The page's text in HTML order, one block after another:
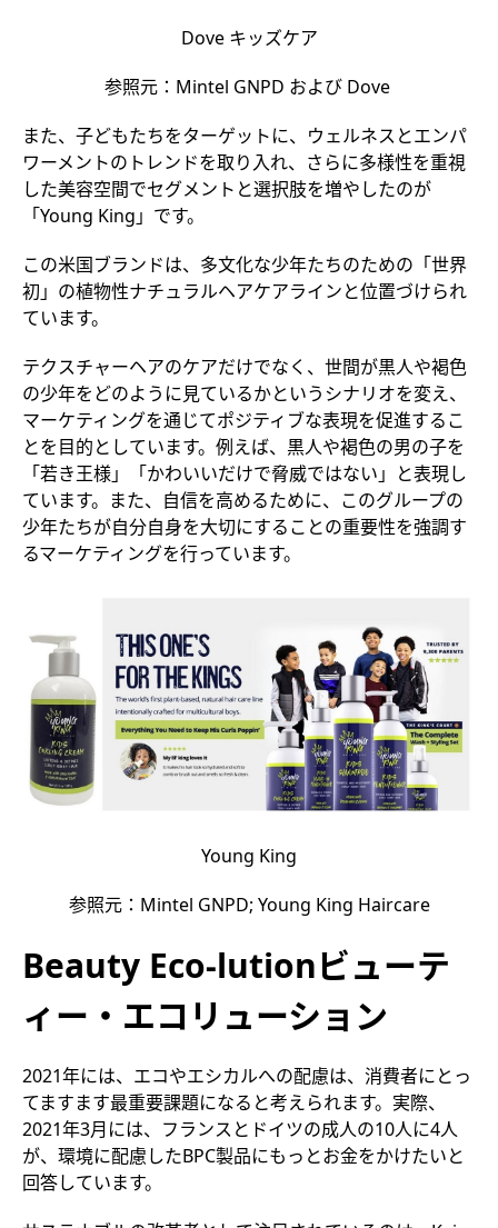
Dove キッズケア
参照元：Mintel GNPD および Dove
また、子どもたちをターゲットに、ウェルネスとエンパ
ワーメントのトレンドを取り入れ、さらに多様性を重視
した美容空間でセグメントと選択肢を増やしたのが
「Young King」です。
この米国ブランドは、多文化な少年たちのための「世界
初」の植物性ナチュラルヘアケアラインと位置づけられ
ています。
テクスチャーヘアのケアだけでなく、世間が黒人や褐色
の少年をどのように見ているかというシナリオを変え、
マーケティングを通じてポジティブな表現を促進するこ
とを目的としています。例えば、黒人や褐色の男の子を
「若き王様」「かわいいだけで脅威ではない」と表現し
ています。また、自信を高めるために、このグループの
少年たちが自分自身を大切にすることの重要性を強調す
るマーケティングを行っています。
Young King
参照元：Mintel GNPD; Young King Haircare
Beauty Eco-lutionビューテ
ィー・エコリューション
2021年には、エコやエシカルへの配慮は、消費者にとっ
てますます最重要課題になると考えられます。実際、
2021年3月には、フランスとドイツの成人の10人に4人
が、環境に配慮したBPC製品にもっとお金をかけたいと
回答しています。